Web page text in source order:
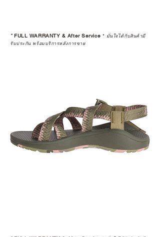
*FULL WARRANTY & After Service * มั่นใจได้กับสินค้ามี
รับประกัน พร้อมบริการหลังการขาย